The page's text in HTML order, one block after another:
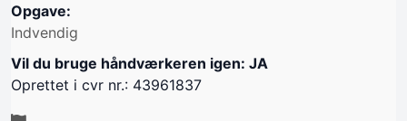
Opgave:
Indvendig
Vil du bruge håndværkeren igen: JA
Oprettet i cvr nr.: 43961837